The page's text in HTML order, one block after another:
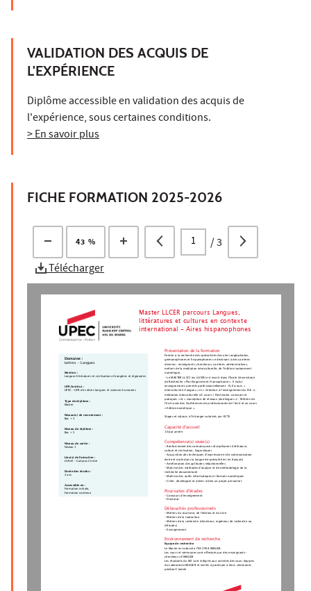
VALIDATION DES ACQUIS DE
L'EXPÉRIENCE
Diplôme accessible en validation des acquis de
l'expérience, sous certaines conditions.
> En savoir plus
FICHE FORMATION 2025-2026
43 % /3
Télécharger
Master LLCER parcours Langues,
littératures et cultures en contexte
international - Aires hispanophones
Présentation de la formation
Former à la recherche des spécialistes des aires anglophones,
germanophones et hispanophones se destinant à des carrières
diverses : enseignants, chercheurs, carrières administratives,
métiers de la médiation interculturelle, de l’édition (notamment
numérique).
- Le MASTER LLCCI (ex LLCER) est inscrit dans l’Ecole Universitaire
de Recherche « Plurilinguisme et Francophonie ». Il inclut
enseignements orientés professionnellement : FLE (cours «
interculturel et langues » et « initiation à l’enseignement du FLE ») ;
médiation interculturelle (cf. cours « Patrimoine: concepts et
pratiques » et « conception de réseaux plurilingues ») ; Métiers de
l’écrit avec des Conférences de professionnels de l’écrit et un cours
« Edition numérique ».
Stages et séjours à l'étranger valorisés par ECTS
Capacité d'accueil
10 par année
Compétence(s) visée(s)
- Renforcement des connaissances disciplinaires (littérature,
culture et civilisation, linguistique)
- Acquisition des techniques d’expression et de communication
écrite et orale dans la langue de spécialité (et en français)
- Amélioration des aptitudes rédactionnelles
- Maitrise des méthodes d’analyse et de méthodologie de la
recherche documentaire
- Maîtrise des outils informatiques et formats numériques
- Créer, developper et mener à bien un projet personnel.
Poursuites d'études
- Concours d'enseignement
- Doctorat
Débouchés professionnels
- Métiers du tourisme, de l’édition et du livre
- Métiers de la traduction
- Métiers de la recherche (chercheur, ingénieur de recherche ou
d'études)
- Enseignement
Environnement de recherche
Equipe de recherche
Le Master est adossé à l'EA 3958 IMAGER.
Les cours et séminaires sont effectués par des enseignants-
chercheurs d’IMAGER
Les étudiants du M2 sont intégrés aux activités des sous-équipes
du Laboratoire IMAGER et invités à participer à leurs séminaires
pendant l'année
Domaine :
Lettres - Langues
Mention :
Langues littératures et civilisations étrangères et régionales
UFR/Institut :
UPEC - UFR de Lettres langues et sciences humaines
Type de diplôme :
Master
Niveau(x) de recrutement :
Bac + 3
Niveau de diplôme :
Bac + 5
Niveau de sortie :
Niveau 1
Lieu(x) de formation :
Créteil - Campus Centre
Durée des études :
2 ans
Accessible en :
Formation initiale,
Formation continue